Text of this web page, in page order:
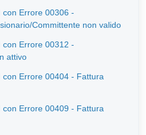
con Errore 00306 -
Committente non valido
con Errore 00312 -
attivo
con Errore 00404 - Fattura
con Errore 00409 - Fattura